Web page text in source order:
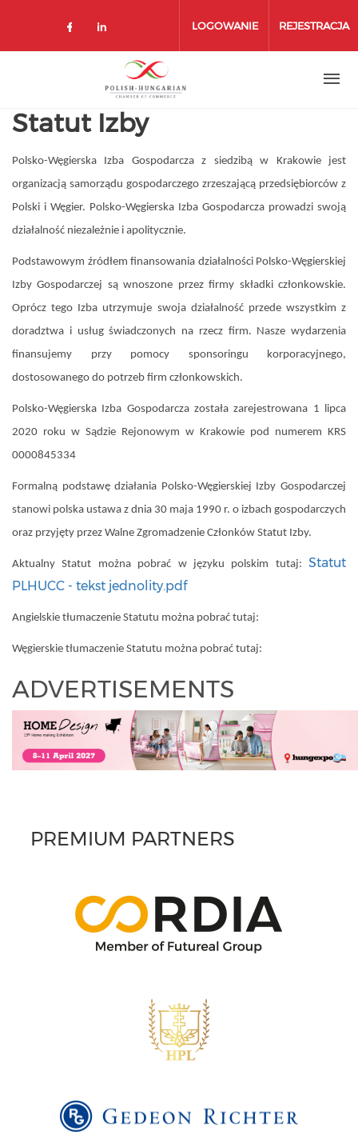
LOGOWANIE REJESTRACJA
Statut Izby
Polsko-Węgierska Izba Gospodarcza z siedzibą w Krakowie jest
organizacją samorządu gospodarczego zrzeszającą przedsiębiorców z
Polski i Węgier. Polsko-Węgierska Izba Gospodarcza prowadzi swoją
działalność niezależnie i apolitycznie.
Podstawowym źródłem finansowania działalności Polsko-Węgierskiej
Izby Gospodarczej są wnoszone przez firmy składki członkowskie.
Oprócz tego Izba utrzymuje swoja działalność przede wszystkim z
doradztwa i usług świadczonych na rzecz firm. Nasze wydarzenia
finansujemy przy pomocy sponsoringu korporacyjnego,
dostosowanego do potrzeb firm członkowskich.
Polsko-Węgierska Izba Gospodarcza została zarejestrowana 1 lipca
2020 roku w Sądzie Rejonowym w Krakowie pod numerem KRS
0000845334
Formalną podstawę działania Polsko-Węgierskiej Izby Gospodarczej
stanowi polska ustawa z dnia 30 maja 1990 r. o izbach gospodarczych
oraz przyjęty przez Walne Zgromadzenie Członków Statut Izby.
Aktualny Statut można pobrać w języku polskim tutaj: Statut
PLHUCC - tekst jednolity.pdf
Angielskie tłumaczenie Statutu można pobrać tutaj:
Węgierskie tłumaczenie Statutu można pobrać tutaj:
ADVERTISEMENTS
PREMIUM PARTNERS